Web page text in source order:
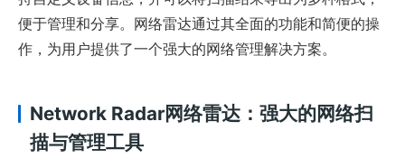
便于管理和分享。网络雷达通过其全面的功能和简便的操
作，为用户提供了一个强大的网络管理解决方案。
Network Radar网络雷达：强大的网络扫
描与管理工具